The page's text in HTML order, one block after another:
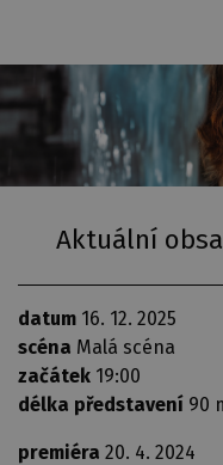
Aktuální
datum 16. 12. 2025
scéna Malá scéna
začátek 19:00
délka představení 90
premiéra 20. 4. 2024